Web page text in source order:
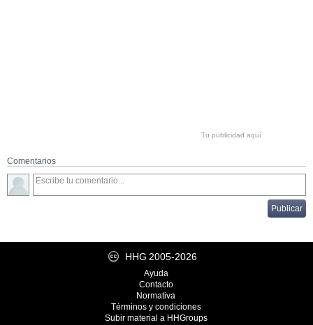
Tu publicidad aquí
Comentarios
HHG 2005-2026
Ayuda
Contacto
Normativa
Términos y condiciones
Subir material a HHGroups